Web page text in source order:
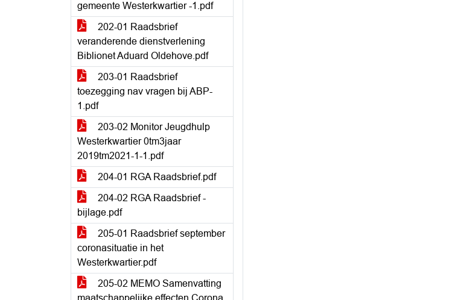
gemeente Westerkwartier -1.pdf
202-01 Raadsbrief
veranderende dienstverlening
Biblionet Aduard Oldehove.pdf
203-01 Raadsbrief
toezegging nav vragen bij ABP-
1.pdf
203-02 Monitor Jeugdhulp
Westerkwartier 0tm3jaar
2019tm2021-1-1.pdf
204-01 RGA Raadsbrief.pdf
204-02 RGA Raadsbrief -
bijlage.pdf
205-01 Raadsbrief september
coronasituatie in het
Westerkwartier.pdf
205-02 MEMO Samenvatting
maatschappelijke effecten Corona